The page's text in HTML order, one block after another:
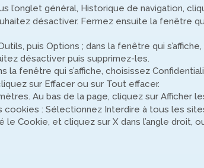
l’onglet général, Historique de navigation,
désactiver. Fermez ensuite la fenêtre
puis Options ; dans la fenêtre qui
désactiver puis supprimez-les.
la fenêtre qui s’affiche, choisissez
sur Effacer ou sur Tout effacer.
Au bas de la page, cliquez sur Afficher
cookies : Sélectionnez Interdire à tous les
Cookie, et cliquez sur X dans l’angle droit,